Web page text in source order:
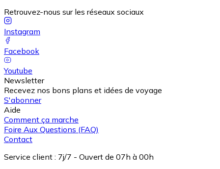
Retrouvez-nous sur les réseaux sociaux
Instagram
Facebook
Youtube
Newsletter
Recevez nos bons plans et idées de voyage
S'abonner
Aide
Comment ça marche
Foire Aux Questions (FAQ)
Contact
Service client : 7j/7 - Ouvert de 07h à 00h